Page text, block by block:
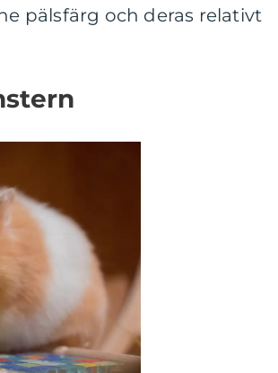
pälsfärg och deras relativt